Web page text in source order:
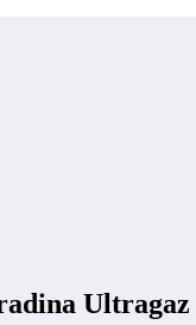
Ultragaz